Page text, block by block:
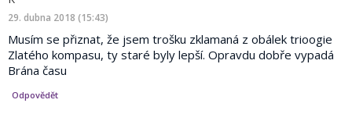
29. dubna 2018 (15:43)
Musím se přiznat, že jsem trošku zklamaná z obálek trioogie
Zlatého kompasu, ty staré byly lepší. Opravdu dobře vypadá
Brána času
Odpovědět